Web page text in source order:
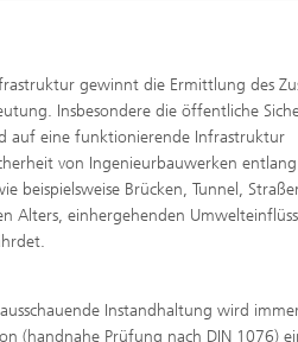
gewinnt die Ermittlung des
Insbesondere die öffentliche
auf eine funktionierende Infrastruktur
von Ingenieurbauwerken
beispielsweise Brücken, Tunnel,
Alters, einhergehenden
Instandhaltung wird
(handnahe Prüfung nach DIN 1076)